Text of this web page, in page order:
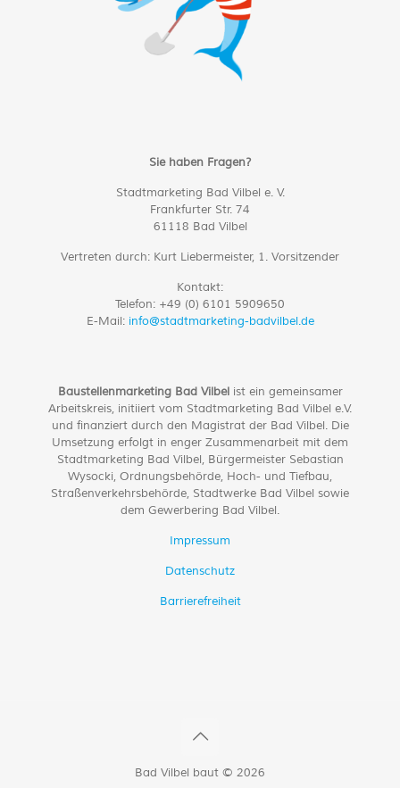
Sie haben Fragen?
Stadtmarketing Bad Vilbel e. V.
Frankfurter Str. 74
61118 Bad Vilbel
Vertreten durch: Kurt Liebermeister, 1. Vorsitzender
Kontakt:
Telefon: +49 (0) 6101 5909650
E-Mail: info@stadtmarketing-badvilbel.de
Baustellenmarketing Bad Vilbelist ein gemeinsamer
Arbeitskreis, initiiert vom Stadtmarketing Bad Vilbel e.V.
und finanziert durch den Magistrat der Bad Vilbel. Die
Umsetzung erfolgt in enger Zusammenarbeit mit dem
Stadtmarketing Bad Vilbel, Bürgermeister Sebastian
Wysocki, Ordnungsbehörde, Hoch- und Tiefbau,
Straßenverkehrsbehörde, Stadtwerke Bad Vilbel sowie
dem Gewerbering Bad Vilbel.
Impressum
Datenschutz
Barrierefreiheit
Bad Vilbel baut © 2026